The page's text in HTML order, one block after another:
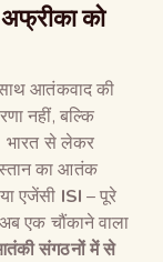
को
आतंकवाद की
नहीं, बल्कि
भारत से लेकर
का आतंक
एजेंसी ISI – पूरे
एक चौंकाने वाला
संगठनों में से